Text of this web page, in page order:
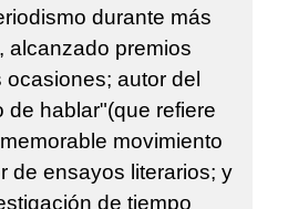
durante más
alcanzado premios
autor del
de hablar"(que refiere
movimiento
de ensayos literarios; y
de tiempo